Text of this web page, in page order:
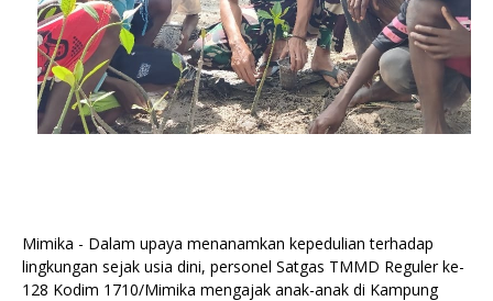
Mimika - Dalam upaya menanamkan kepedulian terhadap
lingkungan sejak usia dini, personel Satgas TMMD Reguler ke-
128 Kodim 1710/Mimika mengajak anak-anak di Kampung